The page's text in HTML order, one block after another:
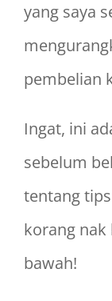
yang saya
pembelian
Ingat, ini
sebelum
tentang
korang
bawah!